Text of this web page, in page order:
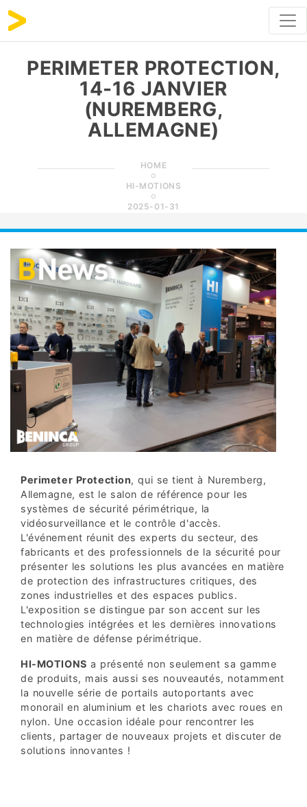
PERIMETER PROTECTION,
14-16 JANVIER
(NUREMBERG,
ALLEMAGNE)
HOME
HI-MOTIONS
2025-01-31
Perimeter Protection, qui se tient à Nuremberg,
Allemagne, est le salon de référence pour les
systèmes de sécurité périmétrique, la
vidéosurveillance et le contrôle d'accès.
L'événement réunit des experts du secteur, des
fabricants et des professionnels de la sécurité pour
présenter les solutions les plus avancées en matière
de protection des infrastructures critiques, des
zones industrielles et des espaces publics.
L'exposition se distingue par son accent sur les
technologies intégrées et les dernières innovations
en matière de défense périmétrique.
HI-MOTIONS a présenté non seulement sa gamme
de produits, mais aussi ses nouveautés, notamment
la nouvelle série de portails autoportants avec
monorail en aluminium et les chariots avec roues en
nylon. Une occasion idéale pour rencontrer les
clients, partager de nouveaux projets et discuter de
solutions innovantes !